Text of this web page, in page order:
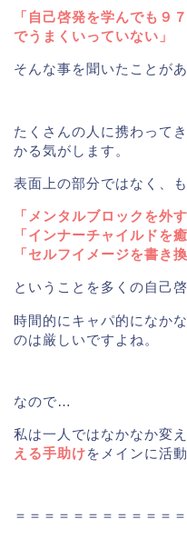
「自己啓発を学んでも９
でうまくいっていない」
そんな事を聞いたことが
たくさんの人に携わって
かる気がします。
表面上の部分ではなく、
「メンタルブロックを外す
「インナーチャイルドを癒
「セルフイメージを書き換
ということを多くの自己
時間的にキャパ的になか
のは厳しいですよね。
なので…
私は一人ではなかなか変
える手助けをメインに活
＝＝＝＝＝＝＝＝＝＝＝